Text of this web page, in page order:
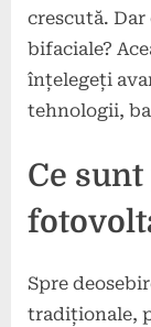
crescută.
bifaciale?
înțelegeți
tehnologii,
Ce
Spre
tradiționale,